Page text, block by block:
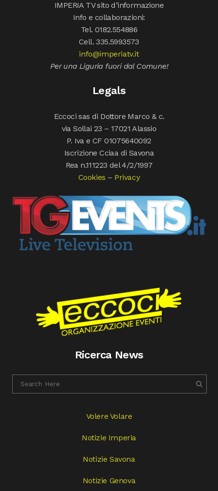
IMPERIA TV sito d’informazione
Info e collaborazioni:
Tel. 0182.554886
Cell. 335.5993573
info@imperiatv.it
Per una Liguria fuori dal Comune!
Legals
Eccoci sas di Dottore Marco & c.
via Sollai 23 – 17021 Alassio
P. Iva e CF 01075640092
Iscrizione Cciaa di Savona
Rea n.111223 del 4/2/1997
Cookies – Privacy
Ricerca News
Volere Volare
Notizie Imperia
Notizie Savona
Notizie Genova